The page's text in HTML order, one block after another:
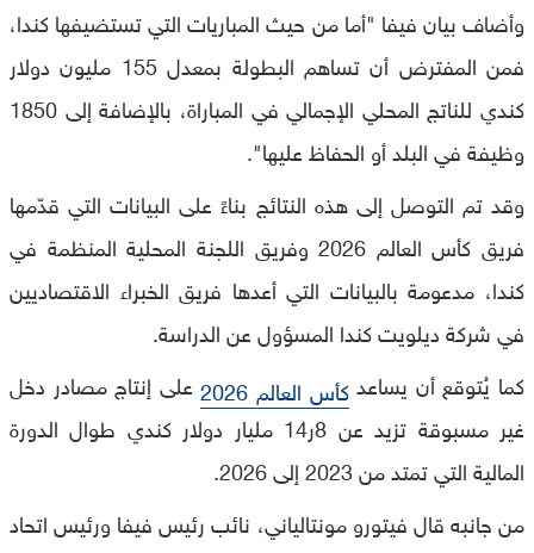
وأضاف بيان فيفا "أما من حيث المباريات التي تستضيفها كندا،
فمن المفترض أن تساهم البطولة بمعدل 155 مليون دولار
كندي للناتج المحلي الإجمالي في المباراة، بالإضافة إلى 1850
وظيفة في البلد أو الحفاظ عليها".
وقد تم التوصل إلى هذه النتائج بناءً على البيانات التي قدّمها
فريق كأس العالم 2026 وفريق اللجنة المحلية المنظمة في
كندا، مدعومة بالبيانات التي أعدها فريق الخبراء الاقتصاديين
في شركة ديلويت كندا المسؤول عن الدراسة.
كما يُتوقع أن يساعدكأس العالم 2026
على إنتاج مصادر دخل
غير مسبوقة تزيد عن 8ر14 مليار دولار كندي طوال الدورة
المالية التي تمتد من 2023 إلى 2026.
من جانبه قال فيتورو مونتالياني، نائب رئيس فيفا ورئيس اتحاد